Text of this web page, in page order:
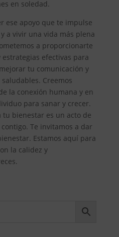
en soledad.
ese apoyo que te impulse
a vivir una vida más plena
a proporcionarte
efectivas para
tu comunicación y
Creemos
la conexión humana y en
para sanar y crecer.
tu bienestar es un acto de
Te invitamos a dar
Estamos aquí para
la calidez y